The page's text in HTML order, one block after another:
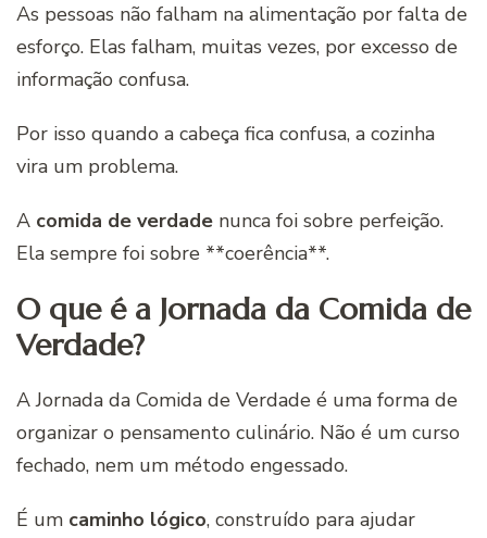
As pessoas não falham na alimentação por falta de
esforço. Elas falham, muitas vezes, por excesso de
informação confusa.
Por isso quando a cabeça fica confusa, a cozinha
vira um problema.
A comida de verdade nunca foi sobre perfeição.
Ela sempre foi sobre **coerência**.
O que é a Jornada da Comida de
Verdade?
A Jornada da Comida de Verdade é uma forma de
organizar o pensamento culinário. Não é um curso
fechado, nem um método engessado.
É um caminho lógico, construído para ajudar